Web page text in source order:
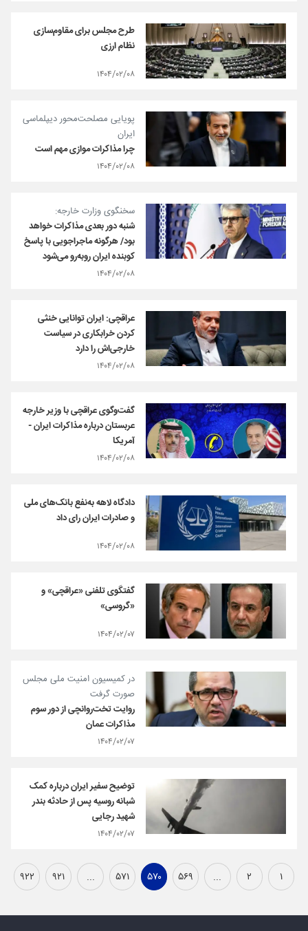
طرح مجلس برای مقاوم‌سازی
نظام ارزی
۱۴۰۴/۰۲/۰۸
پویایی مصلحت‌محور دیپلماسی
ایران
چرا مذاکرات موازی مهم است
۱۴۰۴/۰۲/۰۸
سخنگوی وزارت خارجه:
شنبه دور بعدی مذاکرات خواهد
بود/ هرگونه ماجراجویی با پاسخ
کوبنده ایران روبه‌رو می‌شود
۱۴۰۴/۰۲/۰۸
عراقچی: ایران توانایی خنثی
کردن خرابکاری در سیاست
خارجی‌اش را دارد
۱۴۰۴/۰۲/۰۸
گفت‌وگوی عراقچی با وزیر خارجه
عربستان درباره مذاکرات ایران -
آمریکا
۱۴۰۴/۰۲/۰۸
دادگاه لاهه به‌نفع بانک‌های ملی
و صادرات ایران رای داد
۱۴۰۴/۰۲/۰۸
گفتگوی تلفنی «عراقچی» و
«گروسی»
۱۴۰۴/۰۲/۰۷
در کمیسیون امنیت ملی مجلس
صورت گرفت
روایت تخت‌روانچی از دور سوم
مذاکرات عمان
۱۴۰۴/۰۲/۰۷
توضیح سفیر ایران درباره کمک
شبانه روسیه پس از حادثه بندر
شهید رجایی
۱۴۰۴/۰۲/۰۷
۱ ۲ ... ۵۶۹ ۵۷۰ ۵۷۱ ... ۹۲۱ ۹۲۲